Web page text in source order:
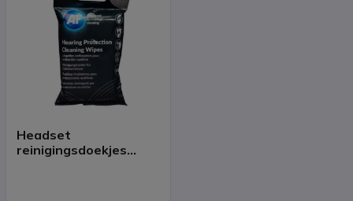
Headset
reinigingsdoekjes